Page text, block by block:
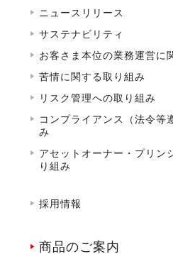
ニュースリリース
サステナビリティ
お客さま本位の業務運営に
苦情に関する取り組み
リスク管理への取り組み
コンプライアンス（法令等
み
アセットオーナー・プリン
り組み
採用情報
商品のご案内